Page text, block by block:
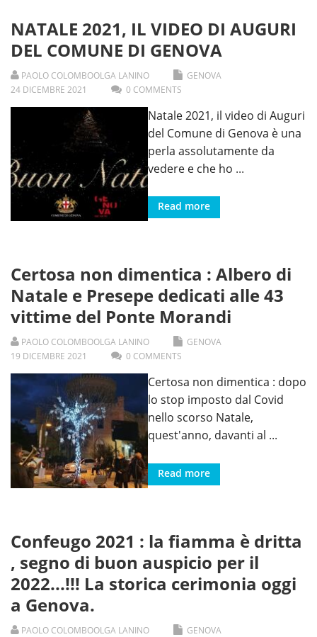
NATALE 2021, IL VIDEO DI AUGURI
DEL COMUNE DI GENOVA
PAOLO COLOMBOOLGA LANINO
GENOVA
24 DICEMBRE 2021 0 COMMENTS
Natale 2021, il video di Auguri
del Comune di Genova è una
perla assolutamente da
vedere e che ho ...
Read more
Certosa non dimentica : Albero di
Natale e Presepe dedicati alle 43
vittime del Ponte Morandi
PAOLO COLOMBOOLGA LANINO
GENOVA
19 DICEMBRE 2021 0 COMMENTS
Certosa non dimentica : dopo
lo stop imposto dal Covid
nello scorso Natale,
quest'anno, davanti al ...
Read more
Confeugo 2021 : la fiamma è dritta
, segno di buon auspicio per il
2022...!!! La storica cerimonia oggi
a Genova.
PAOLO COLOMBOOLGA LANINO
GENOVA